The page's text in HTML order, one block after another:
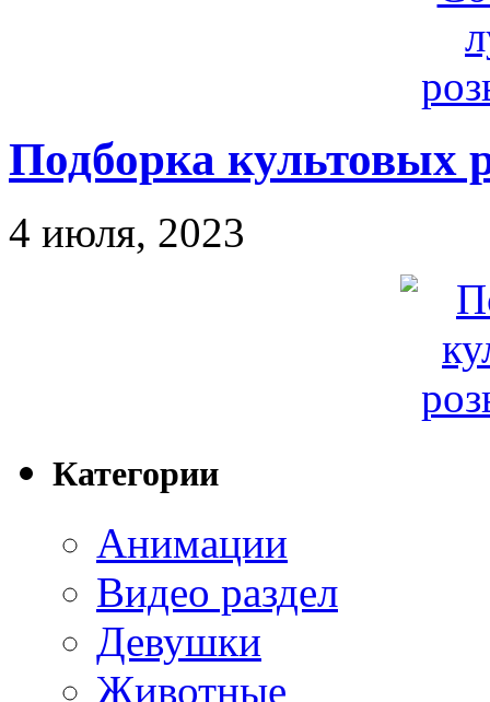
Подборка культовых
4 июля, 2023
Категории
Анимации
Видео раздел
Девушки
Животные